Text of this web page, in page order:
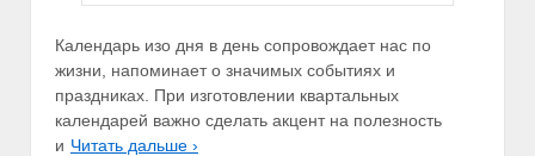
Календарь изо дня в день сопровождает нас по
жизни, напоминает о значимых событиях и
праздниках. При изготовлении квартальных
календарей важно сделать акцент на полезность
и Читать дальше ›